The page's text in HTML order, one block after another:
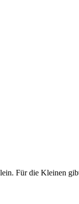
Für die Kleinen